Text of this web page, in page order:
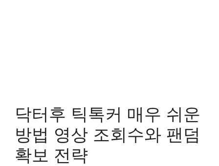
닥터후 틱톡커 매우 쉬운
방법 영상 조회수와 팬덤
확보 전략